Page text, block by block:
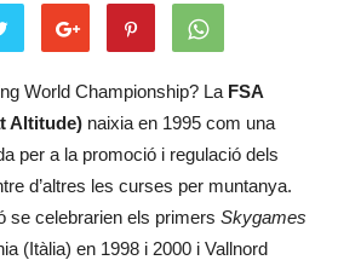
World Championship? La FSA
Altitude) naixia en 1995 com una
per a la promoció i regulació dels
d’altres les curses per muntanya.
se celebrarien els primers Skygames
(Itàlia) en 1998 i 2000 i Vallnord